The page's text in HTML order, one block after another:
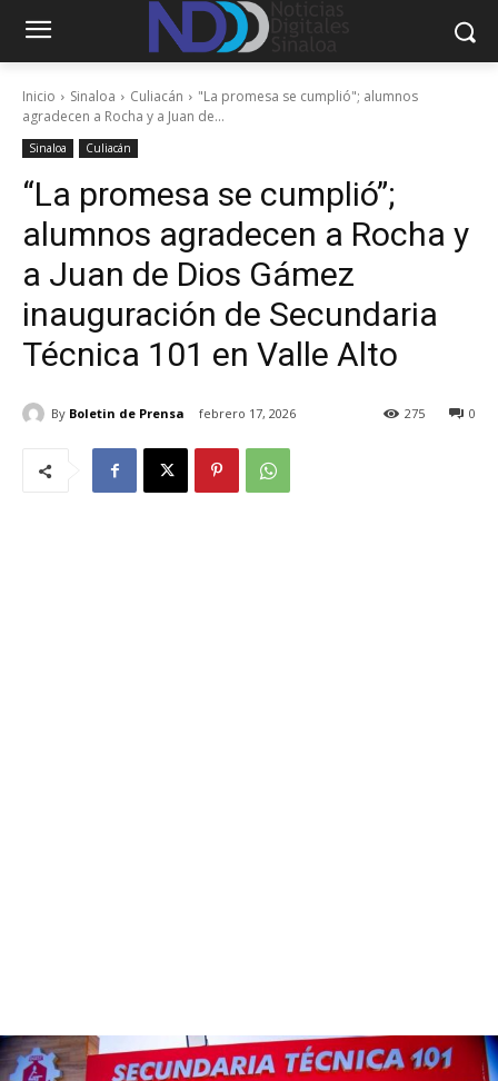
Inicio Sinaloa Culiacán
"La promesa se cumplió"; alumnos
agradecen a Rocha y a Juan de...
Sinaloa Culiacán
“La promesa se cumplió”;
alumnos agradecen a Rocha y
a Juan de Dios Gámez
inauguración de Secundaria
Técnica 101 en Valle Alto
By Boletin de Prensa febrero 17, 2026 0
275